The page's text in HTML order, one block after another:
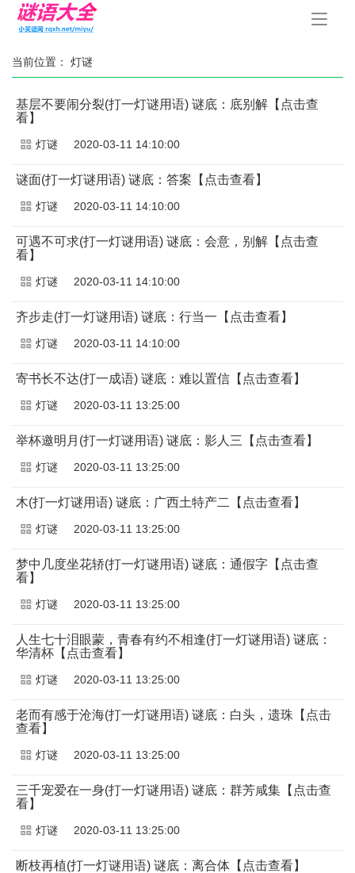
手
当前位置： 灯谜
基层不要闹分裂(打一灯谜用语) 谜底：底别解【点击查
看】
2020-03-11 14:10:00
灯谜
谜面(打一灯谜用语) 谜底：答案【点击查看】
2020-03-11 14:10:00
灯谜
可遇不可求(打一灯谜用语) 谜底：会意，别解【点击查
看】
2020-03-11 14:10:00
灯谜
齐步走(打一灯谜用语) 谜底：行当一【点击查看】
2020-03-11 14:10:00
灯谜
寄书长不达(打一成语) 谜底：难以置信【点击查看】
2020-03-11 13:25:00
灯谜
举杯邀明月(打一灯谜用语) 谜底：影人三【点击查看】
2020-03-11 13:25:00
灯谜
木(打一灯谜用语) 谜底：广西土特产二【点击查看】
2020-03-11 13:25:00
灯谜
梦中几度坐花轿(打一灯谜用语) 谜底：通假字【点击查
看】
2020-03-11 13:25:00
灯谜
人生七十泪眼蒙，青春有约不相逢(打一灯谜用语) 谜底：
华清杯【点击查看】
2020-03-11 13:25:00
灯谜
老而有感于沧海(打一灯谜用语) 谜底：白头，遗珠【点击
查看】
2020-03-11 13:25:00
灯谜
三千宠爱在一身(打一灯谜用语) 谜底：群芳咸集【点击查
看】
2020-03-11 13:25:00
灯谜
断枝再植(打一灯谜用语) 谜底：离合体【点击查看】